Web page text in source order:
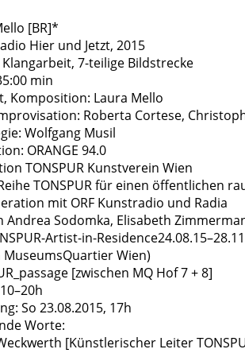
[BR]*
Hier und Jetzt, 2015
Klangarbeit, 7-teilige Bildstrecke
min
Komposition: Laura Mello
Roberta Cortese,
Wolfgang Musil
ORANGE 94.0
TONSPUR Kunstverein Wien
TONSPUR für einen öffentlichen
mit ORF Kunstradio und Radia
Andrea Sodomka, Elisabeth
Artist-in-
MuseumsQuartier Wien)
[zwischen MQ Hof 7 + 8]
So 23.08.2015, 17h
Worte:
[Künstlerischer Leiter